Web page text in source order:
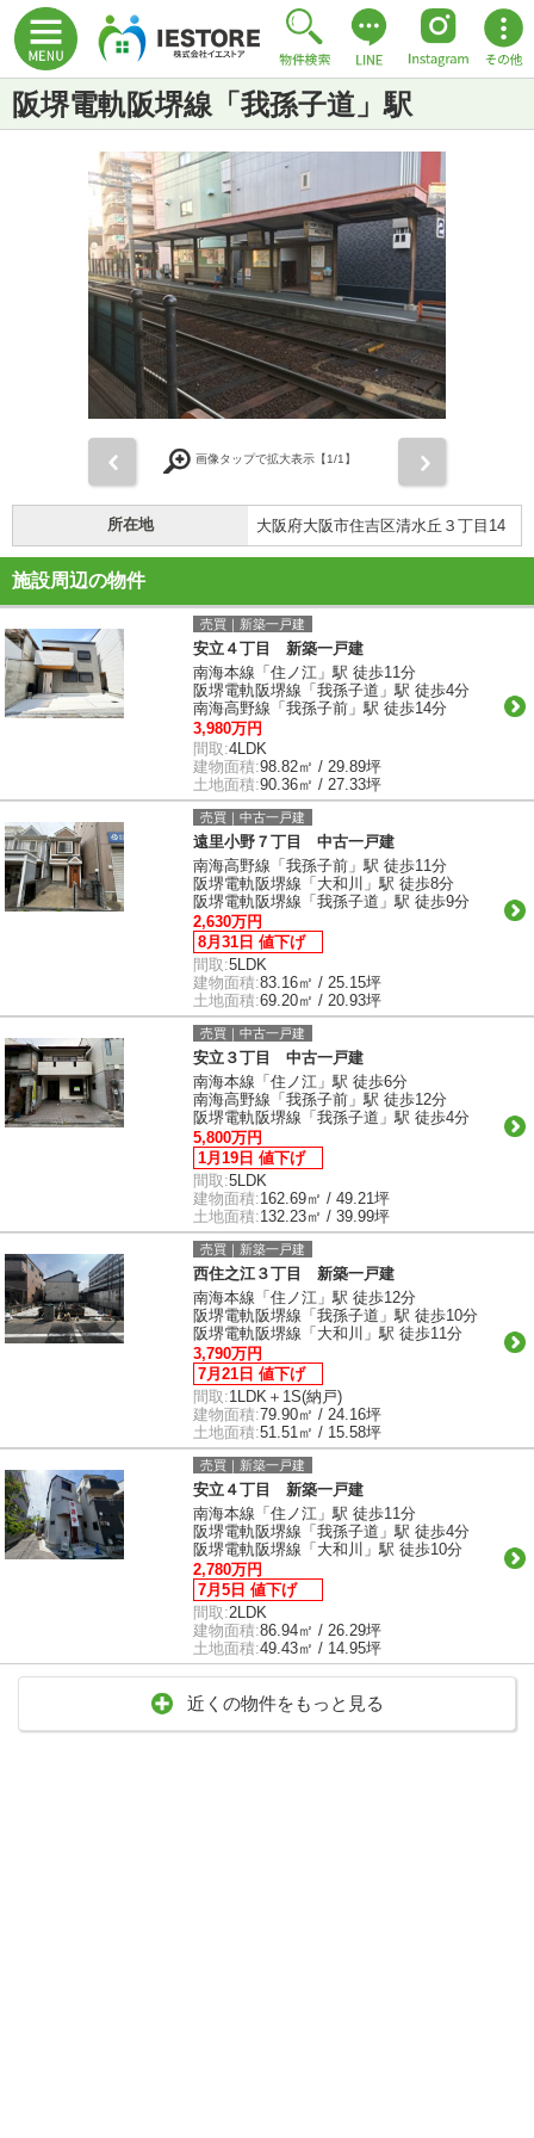
阪堺電軌阪堺線「我孫子道」駅
画像タップで拡大表示【1/1】
所在地 大阪府大阪市住吉区清水丘３丁目14
施設周辺の物件
売買｜新築一戸建
安立４丁目 新築一戸建
南海本線「住ノ江」駅 徒歩11分
阪堺電軌阪堺線「我孫子道」駅 徒歩4分
南海高野線「我孫子前」駅 徒歩14分
3,980万円
間取:4LDK
建物面積:98.82㎡ / 29.89坪
土地面積:90.36㎡ / 27.33坪
売買｜中古一戸建
遠里小野７丁目 中古一戸建
南海高野線「我孫子前」駅 徒歩11分
阪堺電軌阪堺線「大和川」駅 徒歩8分
阪堺電軌阪堺線「我孫子道」駅 徒歩9分
2,630万円
8月31日 値下げ
間取:5LDK
建物面積:83.16㎡ / 25.15坪
土地面積:69.20㎡ / 20.93坪
売買｜中古一戸建
安立３丁目 中古一戸建
南海本線「住ノ江」駅 徒歩6分
南海高野線「我孫子前」駅 徒歩12分
阪堺電軌阪堺線「我孫子道」駅 徒歩4分
5,800万円
1月19日 値下げ
間取:5LDK
建物面積:162.69㎡ / 49.21坪
土地面積:132.23㎡ / 39.99坪
売買｜新築一戸建
西住之江３丁目 新築一戸建
南海本線「住ノ江」駅 徒歩12分
阪堺電軌阪堺線「我孫子道」駅 徒歩10分
阪堺電軌阪堺線「大和川」駅 徒歩11分
3,790万円
7月21日 値下げ
間取:1LDK＋1S(納戸)
建物面積:79.90㎡ / 24.16坪
土地面積:51.51㎡ / 15.58坪
売買｜新築一戸建
安立４丁目 新築一戸建
南海本線「住ノ江」駅 徒歩11分
阪堺電軌阪堺線「我孫子道」駅 徒歩4分
阪堺電軌阪堺線「大和川」駅 徒歩10分
2,780万円
7月5日 値下げ
間取:2LDK
建物面積:86.94㎡ / 26.29坪
土地面積:49.43㎡ / 14.95坪
近くの物件をもっと見る